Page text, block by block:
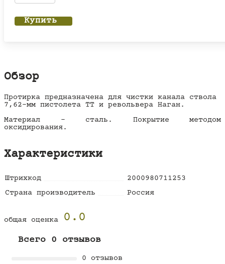
Купить
Обзор
Протирка предназначена для чистки канала ствола
7,62-мм пистолета ТТ и револьвера Наган.
Материал - сталь. Покрытие методом
оксидирования.
Характеристики
Штрихкод
2000980711253
Страна производитель
Россия
0.0
общая оценка
Всего 0 отзывов
0 отзывов